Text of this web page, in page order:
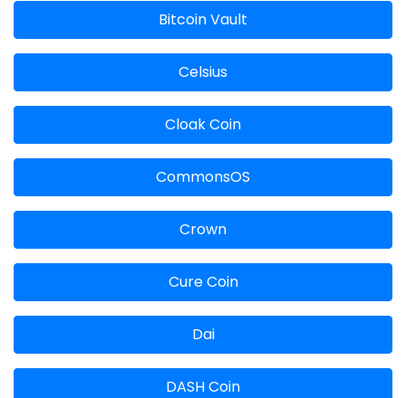
Bitcoin Vault
Celsius
Cloak Coin
CommonsOS
Crown
Cure Coin
Dai
DASH Coin